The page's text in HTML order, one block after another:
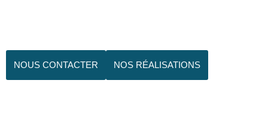
NOUS CONTACTER NOS RÉALISATIONS